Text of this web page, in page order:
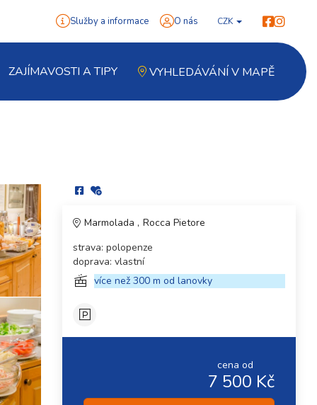
Služby a informace O nás CZK
ZAJÍMAVOSTI A TIPY VYHLEDÁVÁNÍ V MAPĚ
Marmolada
Rocca Pietore
strava: polopenze
doprava: vlastní
více než 300 m od lanovky
cena od
7 500 Kč